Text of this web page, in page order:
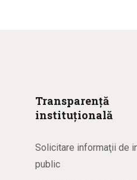
Transparență
instituțională
Solicitare informaţii de
public